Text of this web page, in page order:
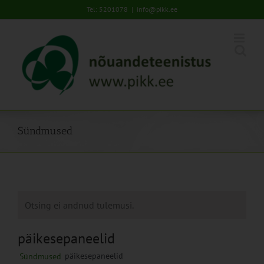
to
Tel: 5201078 | info@pikk.ee
Sündmused
Otsing ei andnud tulemusi.
päikesepaneelid
Sündmused päikesepaneelid